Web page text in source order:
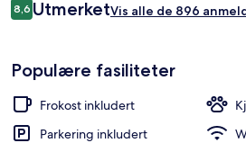
782 kr
Anmeldelser
8,68,6 av 10 –
UtmerketVis alle de 896
Populære fasiliteter
Frokost inkludert
Parkering inkludert